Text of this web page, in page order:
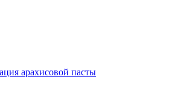
арахисовой пасты